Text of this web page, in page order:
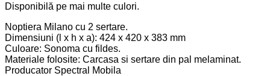
Disponibilă pe mai multe culori.
Noptiera Milano cu 2 sertare.
Dimensiuni (l x h x a): 424 x 420 x 383 mm
Culoare: Sonoma cu fildes.
Materiale folosite: Carcasa si sertare din pal melaminat.
Producator Spectral Mobila